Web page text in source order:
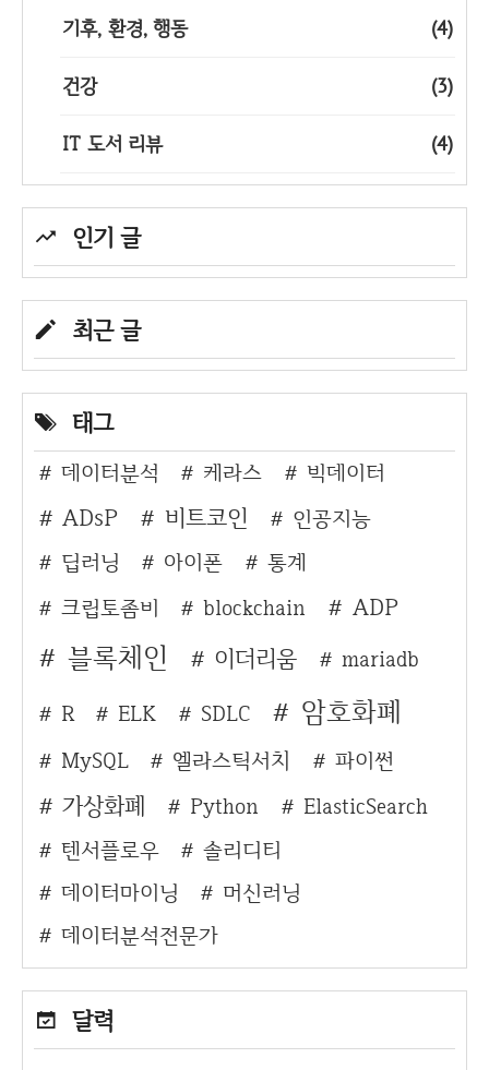
기후, 환경, 행동 (4)
건강 (3)
IT 도서 리뷰 (4)
인기 글
최근 글
태그
데이터분석 케라스 빅데이터
ADsP 비트코인
인공지능
딥러닝
아이폰
통계
크립토좀비
blockchain ADP
블록체인 이더리움
mariadb
R
ELK SDLC 암호화폐
MySQL 엘라스틱서치 파이썬
가상화폐 Python
ElasticSearch
텐서플로우
솔리디티
데이터마이닝
머신러닝
데이터분석전문가
달력